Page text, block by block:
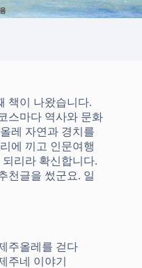
책이 나왔습니다.
스마다 역사와 문화
레 자연과 경치를
에 끼고 인문여행
리라 확신합니다.
천글을 썼군요. 일
주올레를 걷다
주네 이야기